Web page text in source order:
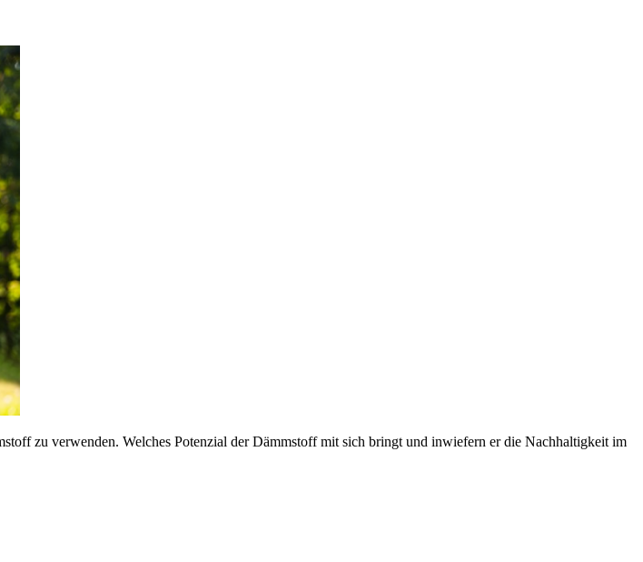
zu verwenden. Welches Potenzial der Dämmstoff mit sich bringt und inwiefern er die Nachhaltigkeit im